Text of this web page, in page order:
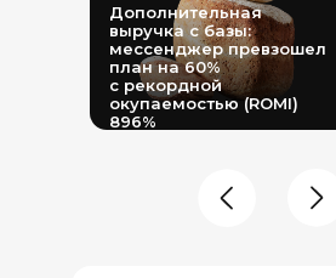
Дополнительная
выручка с базы:
мессенджер превзошел
план на 60%
с рекордной
окупаемостью (ROMI)
896%